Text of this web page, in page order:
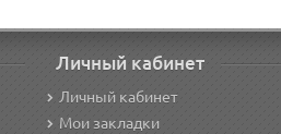
Личный кабинет
Личный кабинет
Мои закладки